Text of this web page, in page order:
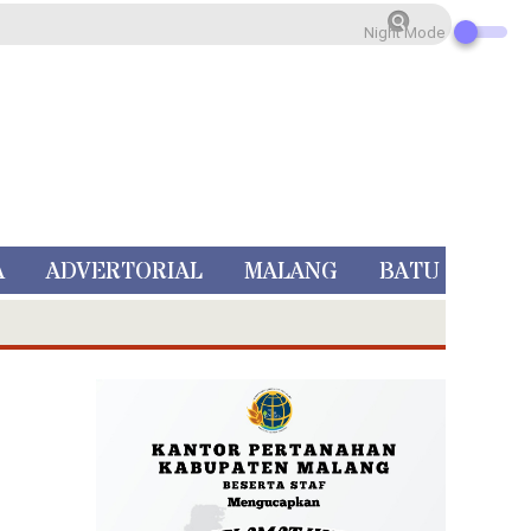
ADVERTORIAL MALANG BATU
Night Mode